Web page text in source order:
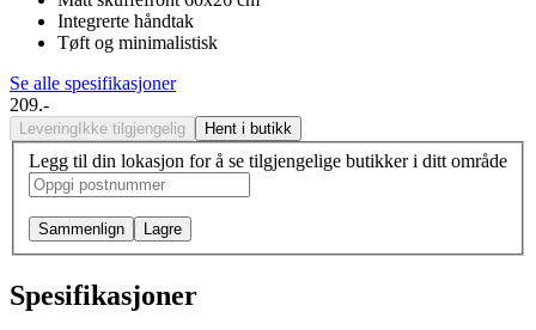
Integrerte håndtak
Tøft og minimalistisk
Se alle spesifikasjoner
209.-
Levering Ikke tilgjengelig Hent i butikk
Legg til din lokasjon for å se tilgjengelige butikker i ditt område
Sammenlign Lagre
Spesifikasjoner